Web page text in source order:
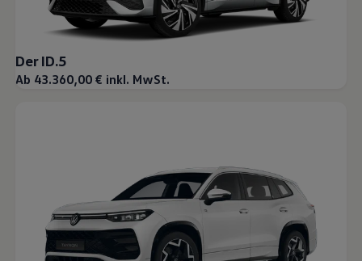
Der ID.5
Ab 43.360,00 € inkl. MwSt.